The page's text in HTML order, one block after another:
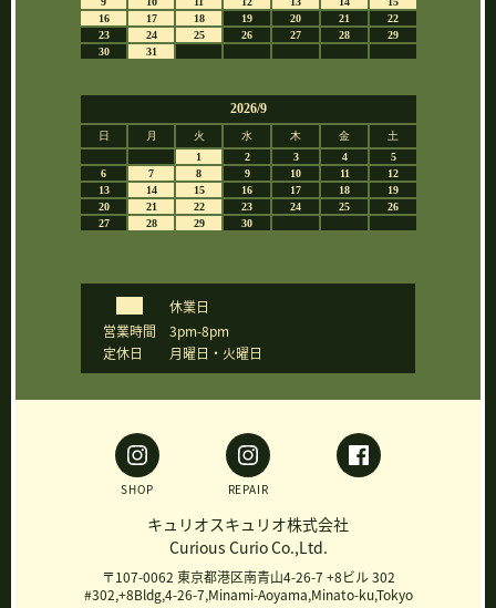
休業日
営業時間
3pm-8pm
定休日
月曜日・火曜日
SHOP REPAIR
キュリオスキュリオ株式会社
Curious Curio Co.,Ltd.
〒107-0062 東京都港区南青山4-26-7 +8ビル 302
#302,+8Bldg,4-26-7,Minami-Aoyama,Minato-ku,Tokyo